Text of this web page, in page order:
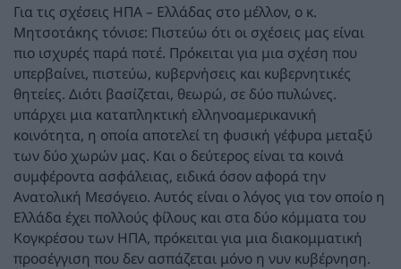
Για τις σχέσεις ΗΠΑ – Ελλάδας στο μέλλον, ο κ.
Μητσοτάκης τόνισε: Πιστεύω ότι οι σχέσεις μας είναι
πιο ισχυρές παρά ποτέ. Πρόκειται για μια σχέση που
υπερβαίνει, πιστεύω, κυβερνήσεις και κυβερνητικές
θητείες. Διότι βασίζεται, θεωρώ, σε δύο πυλώνες.
υπάρχει μια καταπληκτική ελληνοαμερικανική
κοινότητα, η οποία αποτελεί τη φυσική γέφυρα μεταξύ
των δύο χωρών μας. Και ο δεύτερος είναι τα κοινά
συμφέροντα ασφάλειας, ειδικά όσον αφορά την
Ανατολική Μεσόγειο. Αυτός είναι ο λόγος για τον οποίο η
Ελλάδα έχει πολλούς φίλους και στα δύο κόμματα του
Κογκρέσου των ΗΠΑ, πρόκειται για μια διακομματική
προσέγγιση που δεν ασπάζεται μόνο η νυν κυβέρνηση.